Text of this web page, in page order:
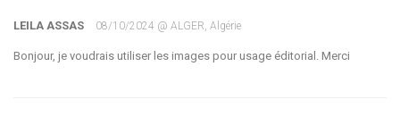
LEILA ASSAS 08/10/2024 @ ALGER, Algérie
Bonjour, je voudrais utiliser les images pour usage éditorial. Merci